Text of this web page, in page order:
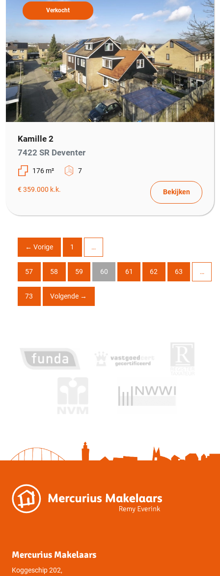
Verkocht
Kamille 2
7422 SR Deventer
176 m² 7
€ 359.000 k.k. Bekijken
← Vorige 1 …
57 58 59 60 61 62 63 …
73 Volgende →
Mercurius Makelaars
Koggeschip 202,